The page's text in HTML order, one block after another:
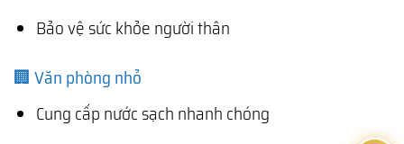
Bảo vệ sức khỏe người thân
🏢 Văn phòng nhỏ
Cung cấp nước sạch nhanh chóng